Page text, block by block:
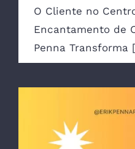
O Cliente no
Encantamento de
Penna Transforma